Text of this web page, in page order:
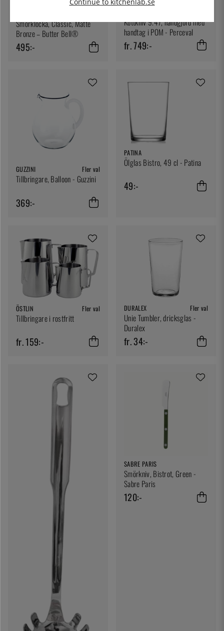
Smörklocka, Classic, Matte
Bronze – Butter Bell®
495:-
Köttkniv 9.47, handgjord med
handtag i POM - Perceval
fr. 749:-
GUZZINI Fler val
Tillbringare, Balloon - Guzzini
369:-
PATINA
Ölglas Bistro, 49 cl - Patina
49:-
ÖSTLIN Fler val
Tillbringare i rostfritt
fr. 159:-
DURALEX Fler val
Unie Tumbler, dricksglas -
Duralex
fr. 34:-
SABRE PARIS
Smörkniv, Bistrot, Green -
Sabre Paris
120:-